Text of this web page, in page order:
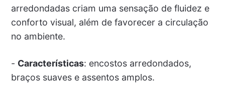
arredondadas criam uma sensação de fluidez e
conforto visual, além de favorecer a circulação
no ambiente.
- Características: encostos arredondados,
braços suaves e assentos amplos.